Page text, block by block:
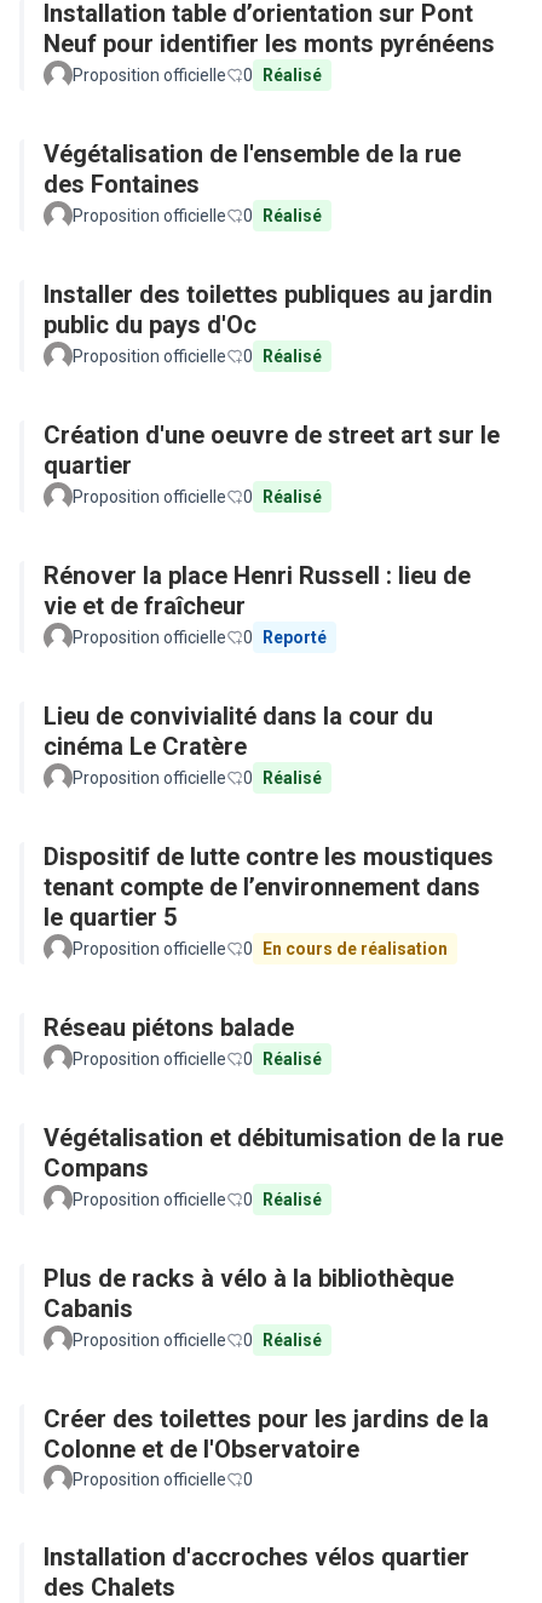
Installation table d’orientation sur Pont
Neuf pour identifier les monts pyrénéens
Proposition officielle 0 Réalisé
Végétalisation de l'ensemble de la rue
des Fontaines
Proposition officielle 0 Réalisé
Installer des toilettes publiques au jardin
public du pays d'Oc
Proposition officielle 0 Réalisé
Création d'une oeuvre de street art sur le
quartier
Proposition officielle 0 Réalisé
Rénover la place Henri Russell : lieu de
vie et de fraîcheur
Proposition officielle 0 Reporté
Lieu de convivialité dans la cour du
cinéma Le Cratère
Proposition officielle 0 Réalisé
Dispositif de lutte contre les moustiques
tenant compte de l’environnement dans
le quartier 5
Proposition officielle 0 En cours de réalisation
Réseau piétons balade
Proposition officielle 0 Réalisé
Végétalisation et débitumisation de la rue
Compans
Proposition officielle 0 Réalisé
Plus de racks à vélo à la bibliothèque
Cabanis
Proposition officielle 0 Réalisé
Créer des toilettes pour les jardins de la
Colonne et de l'Observatoire
Proposition officielle 0
Installation d'accroches vélos quartier
des Chalets